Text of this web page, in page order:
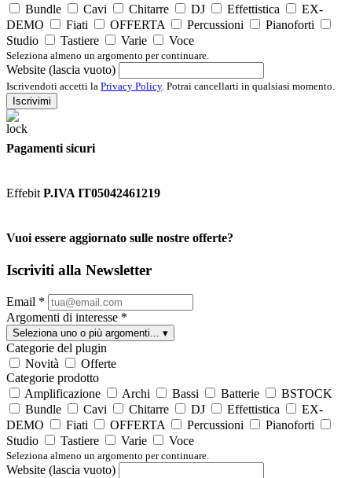
Bundle
Cavi Chitarre DJ Effettistica
EX-
DEMO
Fiati OFFERTA Percussioni
Pianoforti
Studio
Tastiere Varie Voce
Seleziona almeno un argomento per continuare.
Website (lascia vuoto)
Iscrivendoti accetti la Privacy Policy. Potrai cancellarti in qualsiasi momento.
Iscrivimi
Pagamenti sicuri
Effebit P.IVA IT05042461219
Vuoi essere aggiornato sulle nostre offerte?
Iscriviti alla Newsletter
Email *
Argomenti di interesse *
Seleziona uno o più argomenti... ▾
Categorie del plugin
Novità
Offerte
Categorie prodotto
Amplificazione
Archi Bassi Batterie
BSTOCK
Bundle
Cavi Chitarre DJ Effettistica
EX-
DEMO
Fiati OFFERTA Percussioni
Pianoforti
Studio
Tastiere Varie Voce
Seleziona almeno un argomento per continuare.
Website (lascia vuoto)